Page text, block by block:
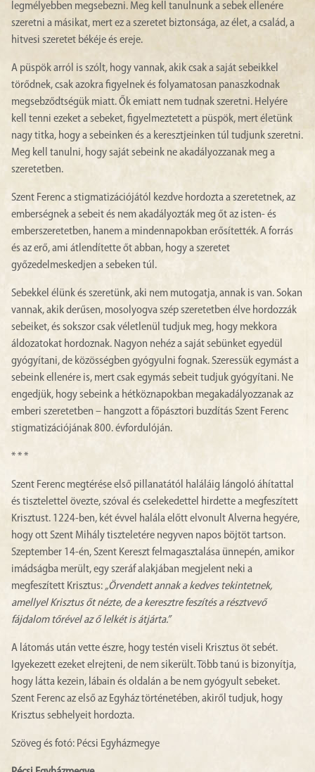
legmélyebben megsebezni. Meg kell tanulnunk a sebek ellenére
szeretni a másikat, mert ez a szeretet biztonsága, az élet, a család, a
hitvesi szeretet békéje és ereje.
A püspök arról is szólt, hogy vannak, akik csak a saját sebeikkel
törődnek, csak azokra figyelnek és folyamatosan panaszkodnak
megsebződtségük miatt. Ők emiatt nem tudnak szeretni. Helyére
kell tenni ezeket a sebeket, figyelmeztetett a püspök, mert életünk
nagy titka, hogy a sebeinken és a keresztjeinken túl tudjunk szeretni.
Meg kell tanulni, hogy saját sebeink ne akadályozzanak meg a
szeretetben.
Szent Ferenc a stigmatizációjától kezdve hordozta a szeretetnek, az
emberségnek a sebeit és nem akadályozták meg őt az isten- és
emberszeretetben, hanem a mindennapokban erősítették. A forrás
és az erő, ami átlendítette őt abban, hogy a szeretet
győzedelmeskedjen a sebeken túl.
Sebekkel élünk és szeretünk, aki nem mutogatja, annak is van. Sokan
vannak, akik derűsen, mosolyogva szép szeretetben élve hordozzák
sebeiket, és sokszor csak véletlenül tudjuk meg, hogy mekkora
áldozatokat hordoznak. Nagyon nehéz a saját sebünket egyedül
gyógyítani, de közösségben gyógyulni fognak. Szeressük egymást a
sebeink ellenére is, mert csak egymás sebeit tudjuk gyógyítani. Ne
engedjük, hogy sebeink a hétköznapokban megakadályozzanak az
emberi szeretetben – hangzott a főpásztori buzdítás Szent Ferenc
stigmatizációjának 800. évfordulóján.
* * *
Szent Ferenc megtérése első pillanatától haláláig lángoló áhítattal
és tisztelettel övezte, szóval és cselekedettel hirdette a megfeszített
Krisztust. 1224-ben, két évvel halála előtt elvonult Alverna hegyére,
hogy ott Szent Mihály tiszteletére negyven napos böjtöt tartson.
Szeptember 14-én, Szent Kereszt felmagasztalása ünnepén, amikor
imádságba merült, egy szeráf alakjában megjelent neki a
megfeszített Krisztus:„Örvendett annak a kedves tekintetnek,
amellyel Krisztus őt nézte, de a keresztre feszítés a résztvevő
fájdalom tőrével az ő lelkét is átjárta.”
A látomás után vette észre, hogy testén viseli Krisztus öt sebét.
Igyekezett ezeket elrejteni, de nem sikerült. Több tanú is bizonyítja,
hogy látta kezein, lábain és oldalán a be nem gyógyult sebeket.
Szent Ferenc az első az Egyház történetében, akiről tudjuk, hogy
Krisztus sebhelyeit hordozta.
Szöveg és fotó: Pécsi Egyházmegye